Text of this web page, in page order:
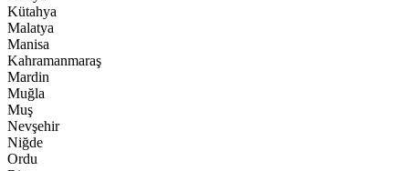
Kütahya
Malatya
Manisa
Kahramanmaraş
Mardin
Muğla
Muş
Nevşehir
Niğde
Ordu